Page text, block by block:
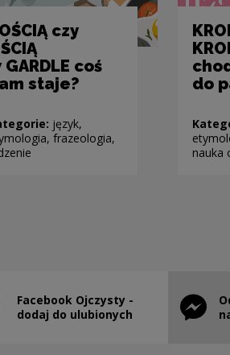
czy
GARDLE coś
staje?
język,
frazeologia,
do
nauka
Facebook Ojczysty -
dodaj do ulubionych
the link will open in a new window
Note,